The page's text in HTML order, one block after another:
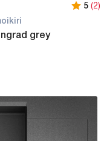
5 (2)
grey